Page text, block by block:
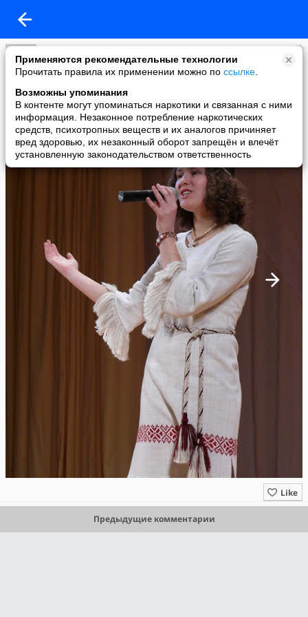
Применяются рекомендательные технологии
Прочитать правила их применении можно по ссылке
Возможны упоминания
В контенте могут упоминаться наркотики и связанная с ними
информация. Незаконное потребление наркотических
средств, психотропных веществ и их аналогов причиняет
вред здоровью, их незаконный оборот запрещён и влечёт
установленную законодательством ответственность
НАТАША ОРЛОВА поёт очень клёво!
added a photo
07 Jan в 14:04
Like
Предыдущие комментарии